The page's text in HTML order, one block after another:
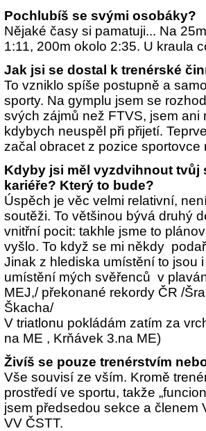
Pochlubíš se svými osobáky?
Nějaké časy si pamatuji... Na
1:11, 200m okolo 2:35. U kraula
Jak jsi se dostal k trenérské
To vzniklo spíše postupně a
sporty. Na gymplu jsem se
svých zájmů než FTVS, jsem
kdybych neuspěl při přijetí.
začal obracet z pozice
Kdyby jsi měl vyzdvihnout tvůj
kariéře? Který to bude?
Úspěch je věc velmi relativní,
soutěži. To většinou bývá druhý
vnitřní pocit: takhle jsme to
vyšlo. To když se mi někdy
Jinak z hlediska umístění to
umístění mých svěřenců v
MEJ,/ překonané rekordy ČR /
Škacha/
V triatlonu pokládám zatím za
na ME , Krňávek 3.na ME)
Živíš se pouze trenérstvím
Vše souvisí ze vším. Kromě
prostředí ve sportu, takže
jsem předsedou sekce a členem
VV ČSTT.